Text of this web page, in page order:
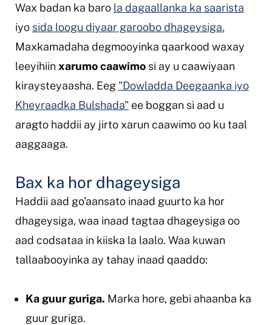
Wax badan ka baro la dagaallanka ka saarista
iyo sida loogu diyaar garoobo dhageysiga.
Maxkamadaha degmooyinka qaarkood waxay
leeyihiin xarumo caawimosi ay u caawiyaan
kiraysteyaasha. Eeg "Dowladda Deegaanka iyo
Kheyraadka Bulshada" ee boggan si aad u
aragto haddii ay jirto xarun caawimo oo ku taal
aaggaaga.
Bax ka hor dhageysiga
Haddii aad go'aansato inaad guurto ka hor
dhageysiga, waa inaad tagtaa dhageysiga oo
aad codsataa in kiiska la laalo. Waa kuwan
tallaabooyinka ay tahay inaad qaaddo:
Ka guur guriga. Marka hore, gebi ahaanba ka
guur guriga.